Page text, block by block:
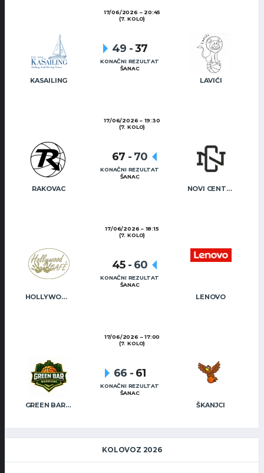
17/06/2026
20:45
(7. KOLO)
KASAILING LAVIĆI
49 -37
KONAČNI REZULTAT
ŠANAC
17/06/2026
19:30
(7. KOLO)
RAKOVAC NOVI CENTAR
67 - 70
KONAČNI REZULTAT
ŠANAC
17/06/2026
18:15
(7. KOLO)
HOLLYWOOD CAFÉ LENOVO
45 - 60
KONAČNI REZULTAT
ŠANAC
17/06/2026
17:00
(7. KOLO)
GREEN BAR WARRIORS ŠKANJCI
66 - 61
KONAČNI REZULTAT
ŠANAC
KOLOVOZ 2026